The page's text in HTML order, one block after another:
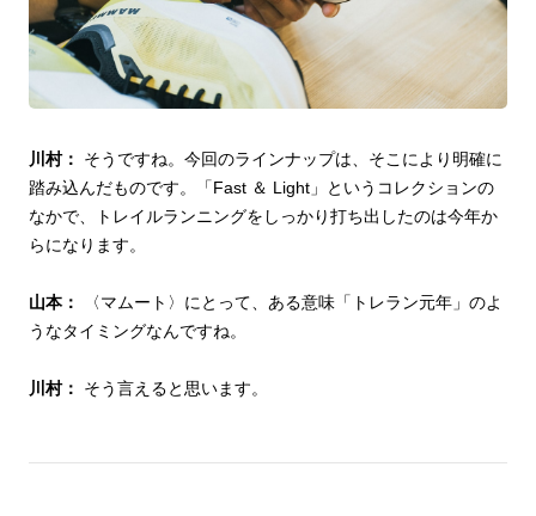
川村：
そうですね。今回のラインナップは、そこにより明確に
踏み込んだものです。「Fast ＆ Light」というコレクションの
なかで、トレイルランニングをしっかり打ち出したのは今年か
らになります。
山本：
〈マムート〉にとって、ある意味「トレラン元年」のよ
うなタイミングなんですね。
川村： そう言えると思います。